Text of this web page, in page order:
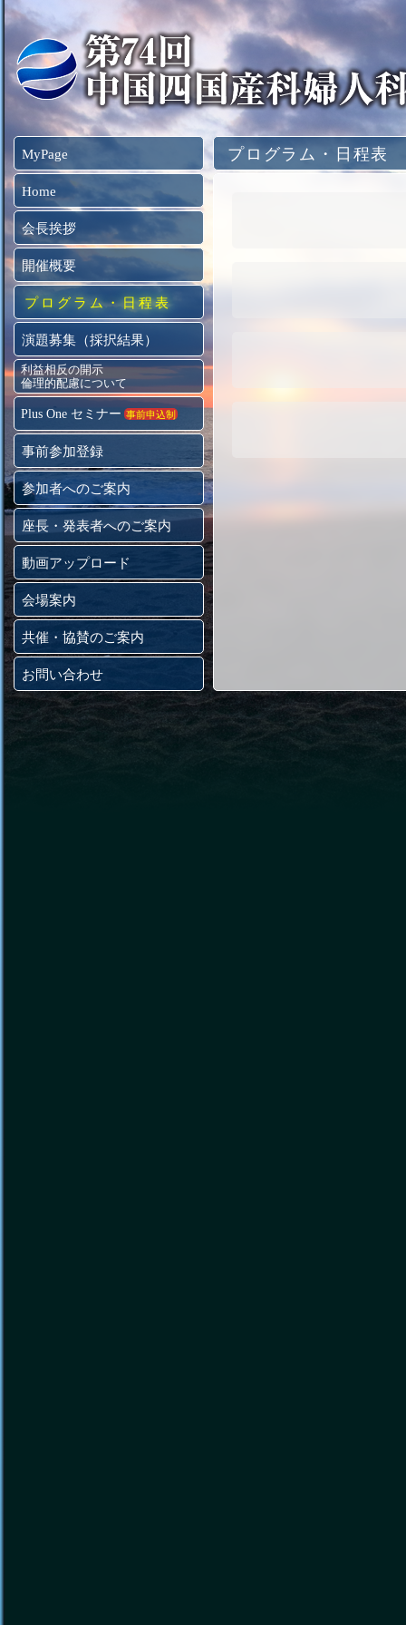
MyPage
Home
会長挨拶
開催概要
プログラム・日程表
演題募集（採択結果）
利益相反の開示
倫理的配慮について
Plus One セミナー 事前申込制
事前参加登録
参加者へのご案内
座長・発表者へのご案内
動画アップロード
会場案内
共催・協賛のご案内
お問い合わせ
プログラム・日程表